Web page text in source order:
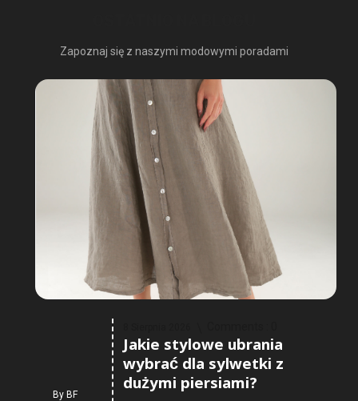
Zapoznaj się z naszymi modowymi poradami
ByBF
Jakie stylowe ubrania
wybrać dla sylwetki z
dużymi piersiami?